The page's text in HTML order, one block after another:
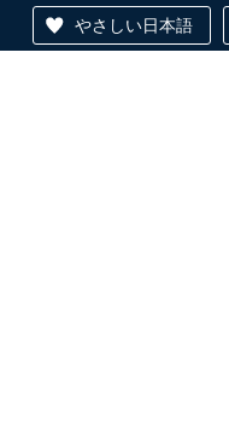
やさしい日本語